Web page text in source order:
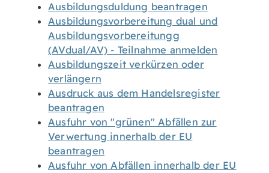
Ausbildungsduldung beantragen
Ausbildungsvorbereitung dual und
Ausbildungsvorbereitungg
(AVdual/AV) - Teilnahme anmelden
Ausbildungszeit verkürzen oder
verlängern
Ausdruck aus dem Handelsregister
beantragen
Ausfuhr von "grünen" Abfällen zur
Verwertung innerhalb der EU
beantragen
Ausfuhr von Abfällen innerhalb der EU